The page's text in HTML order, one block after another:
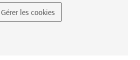
Gérer les cookies